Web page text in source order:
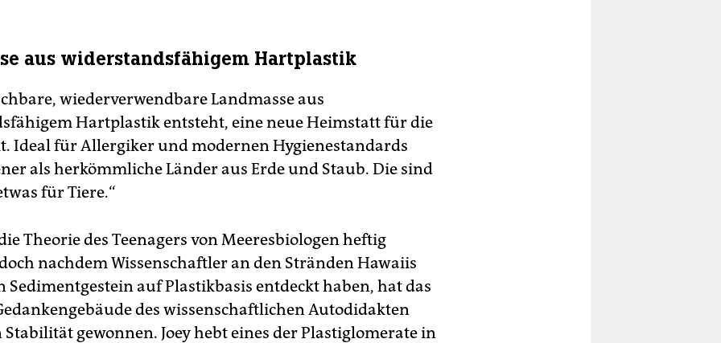
aus widerstandsfähigem Hartplastik
wiederverwendbare Landmasse aus
Hartplastik entsteht, eine neue Heimstatt für die
Ideal für Allergiker und modernen Hygienestandards
als herkömmliche Länder aus Erde und Staub. Die sind
für Tiere.“
Theorie des Teenagers von Meeresbiologen heftig
nachdem Wissenschaftler an den Stränden Hawaiis
Sedimentgestein auf Plastikbasis entdeckt haben, hat das
des wissenschaftlichen Autodidakten
gewonnen. Joey hebt eines der Plastiglomerate in